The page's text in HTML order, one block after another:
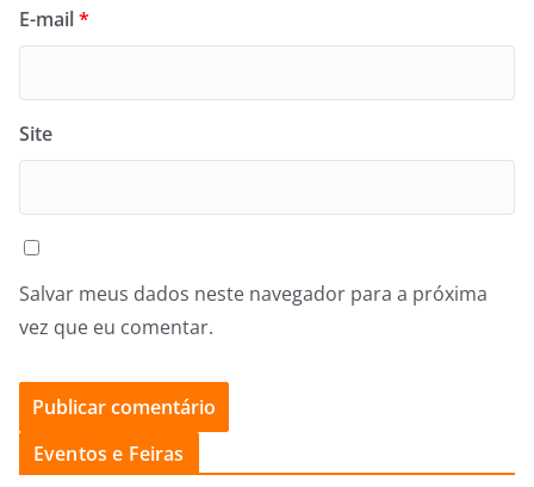
E-mail*
Site
Salvar meus dados neste navegador para a próxima
vez que eu comentar.
Eventos e Feiras